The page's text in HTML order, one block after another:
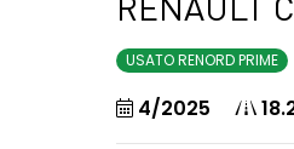
RENAULT
USATO RENORD PRIME
4/2025